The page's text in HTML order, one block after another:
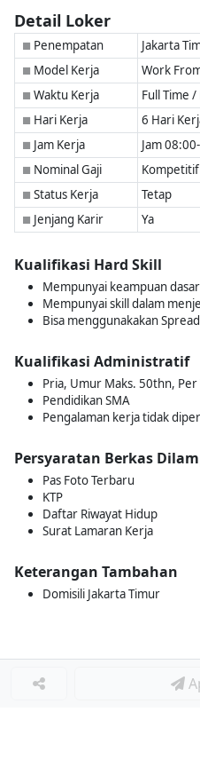
Detail Loker
■ Penempatan Jakarta
■ Model Kerja Work
■ Waktu Kerja Full Time
■ Hari Kerja 6 Hari
■ Jam Kerja Jam
■ Nominal Gaji Kompetitif
■ Status Kerja Tetap
■ Jenjang Karir Ya
Kualifikasi Hard Skill
Mempunyai keampuan
Mempunyai skill dalam
Bisa menggunakakan
Kualifikasi Administratif
Pria, Umur Maks. 50thn,
Pendidikan SMA
Pengalaman kerja tidak
Persyaratan Berkas
Pas Foto Terbaru
KTP
Daftar Riwayat Hidup
Surat Lamaran Kerja
Keterangan Tambahan
Domisili Jakarta Timur